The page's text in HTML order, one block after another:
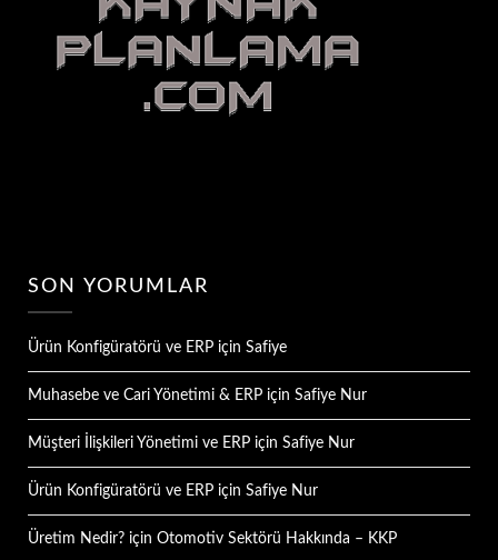
SON YORUMLAR
Ürün Konfigüratörü ve ERP için Safiye
Muhasebe ve Cari Yönetimi & ERP için Safiye Nur
Müşteri İlişkileri Yönetimi ve ERP için Safiye Nur
Ürün Konfigüratörü ve ERP için Safiye Nur
Üretim Nedir? için Otomotiv Sektörü Hakkında – KKP